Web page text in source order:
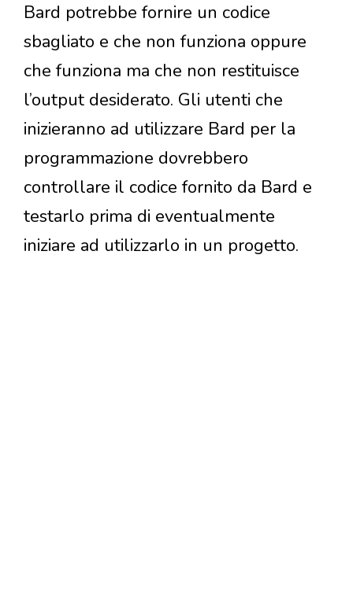
Bard potrebbe fornire un codice
sbagliato e che non funziona oppure
che funziona ma che non restituisce
l’output desiderato. Gli utenti che
inizieranno ad utilizzare Bard per la
programmazione dovrebbero
controllare il codice fornito da Bard e
testarlo prima di eventualmente
iniziare ad utilizzarlo in un progetto.